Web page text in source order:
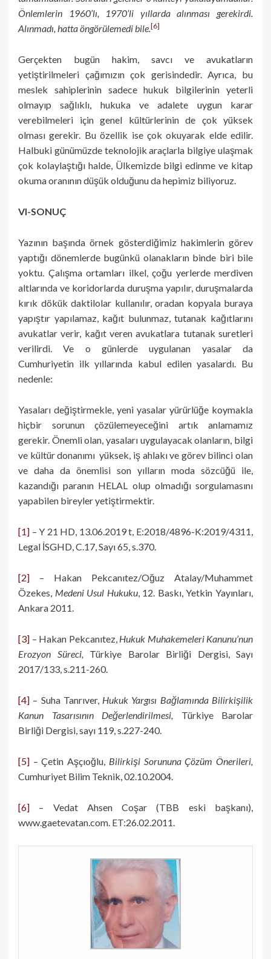
Önlemlerin 1960’lı, 1970’li yıllarda alınması gerekirdi.
Alınmadı, hatta öngörülemedi bile.[6]
Gerçekten bugün hakim, savcı ve avukatların
yetiştirilmeleri çağımızın çok gerisindedir. Ayrıca, bu
meslek sahiplerinin sadece hukuk bilgilerinin yeterli
olmayıp sağlıklı, hukuka ve adalete uygun karar
verebilmeleri için genel kültürlerinin de çok yüksek
olması gerekir. Bu özellik ise çok okuyarak elde edilir.
Halbuki günümüzde teknolojik araçlarla bilgiye ulaşmak
çok kolaylaştığı halde, Ülkemizde bilgi edinme ve kitap
okuma oranının düşük olduğunu da hepimiz biliyoruz.
VI-SONUÇ
Yazının başında örnek gösterdiğimiz hakimlerin görev
yaptığı dönemlerde bugünkü olanakların binde biri bile
yoktu. Çalışma ortamları ilkel, çoğu yerlerde merdiven
altlarında ve koridorlarda duruşma yapılır, duruşmalarda
kırık dökük daktilolar kullanılır, oradan kopyala buraya
yapıştır yapılamaz, kağıt bulunmaz, tutanak kağıtlarını
avukatlar verir, kağıt veren avukatlara tutanak suretleri
verilirdi. Ve o günlerde uygulanan yasalar da
Cumhuriyetin ilk yıllarında kabul edilen yasalardı. Bu
nedenle:
Yasaları değiştirmekle, yeni yasalar yürürlüğe koymakla
hiçbir sorunun çözülemeyeceğini artık anlamamız
gerekir. Önemli olan, yasaları uygulayacak olanların, bilgi
ve kültür donanımı yüksek, iş ahlakı ve görev bilinci olan
ve daha da önemlisi son yılların moda sözcüğü ile,
kazandığı paranın HELAL olup olmadığı sorgulamasını
yapabilen bireyler yetiştirmektir.
[1] – Y 21 HD, 13.06.2019 t, E:2018/4896-K:2019/4311,
Legal İSGHD, C.17, Sayı 65, s.370.
[2] – Hakan Pekcanıtez/Oğuz Atalay/Muhammet
Özekes, Medeni Usul Hukuku, 12. Baskı, Yetkin Yayınları,
Ankara 2011.
[3] – Hakan Pekcanıtez, Hukuk Muhakemeleri Kanunu’nun
Erozyon Süreci, Türkiye Barolar Birliği Dergisi, Sayı
2017/133, s.211-260.
[4] – Suha Tanrıver, Hukuk Yargısı Bağlamında Bilirkişilik
Kanun Tasarısının Değerlendirilmesi, Türkiye Barolar
Birliği Dergisi, sayı 119, s.227-240.
[5] – Çetin Aşçıoğlu, Bilirkişi Sorununa Çözüm Önerileri,
Cumhuriyet Bilim Teknik, 02.10.2004.
[6] – Vedat Ahsen Coşar (TBB eski başkanı),
www.gaetevatan.com. ET:26.02.2011.